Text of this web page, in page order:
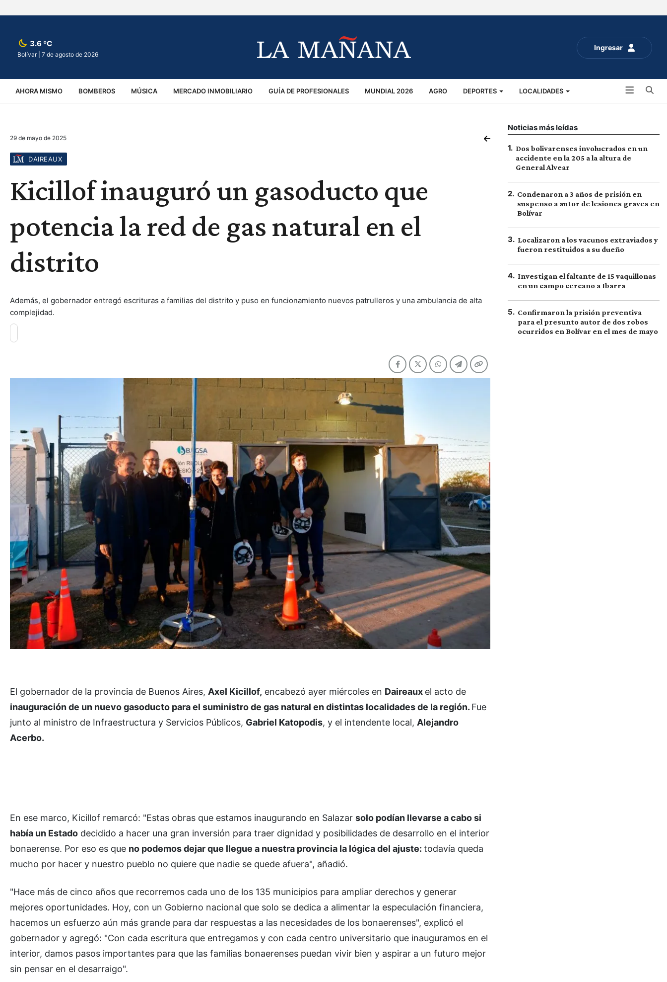
Ingresar
3.6 ºC
Bolívar | 7 de agosto de 2026
AHORA MISMO BOMBEROS MÚSICA MERCADO INMOBILIARIO GUÍA DE PROFESIONALES MUNDIAL 2026 AGRO DEPORTES LOCALIDADES
VIRALES ACCIDENTES
29 de mayo de 2025
DAIREAUX
Kicillof inauguró un gasoducto que
potencia la red de gas natural en el
distrito
Además, el gobernador entregó escrituras a familias del distrito y puso en funcionamiento nuevos patrulleros y una ambulancia de alta
complejidad.
El gobernador de la provincia de Buenos Aires, Axel Kicillof, encabezó ayer miércoles en Daireaux el acto de
inauguración de un nuevo gasoducto para el suministro de gas natural en distintas localidades de la región. Fue
junto al ministro de Infraestructura y Servicios Públicos, Gabriel Katopodis, y el intendente local, Alejandro
Acerbo.
En ese marco, Kicillof remarcó: "Estas obras que estamos inaugurando en Salazar solo podían llevarse a cabo si
había un Estado decidido a hacer una gran inversión para traer dignidad y posibilidades de desarrollo en el interior
bonaerense. Por eso es que no podemos dejar que llegue a nuestra provincia la lógica del ajuste: todavía queda
mucho por hacer y nuestro pueblo no quiere que nadie se quede afuera", añadió.
"Hace más de cinco años que recorremos cada uno de los 135 municipios para ampliar derechos y generar
mejores oportunidades. Hoy, con un Gobierno nacional que solo se dedica a alimentar la especulación financiera,
hacemos un esfuerzo aún más grande para dar respuestas a las necesidades de los bonaerenses", explicó el
gobernador y agregó: "Con cada escritura que entregamos y con cada centro universitario que inauguramos en el
interior, damos pasos importantes para que las familias bonaerenses puedan vivir bien y aspirar a un futuro mejor
sin pensar en el desarraigo".
Noticias más leídas
1. Dos bolivarenses involucrados en un
accidente en la 205 a la altura de
General Alvear
2. Condenaron a 3 años de prisión en
suspenso a autor de lesiones graves en
Bolívar
3. Localizaron a los vacunos extraviados y
fueron restituidos a su dueño
4. Investigan el faltante de 15 vaquillonas
en un campo cercano a Ibarra
5. Confirmaron la prisión preventiva
para el presunto autor de dos robos
ocurridos en Bolívar en el mes de mayo